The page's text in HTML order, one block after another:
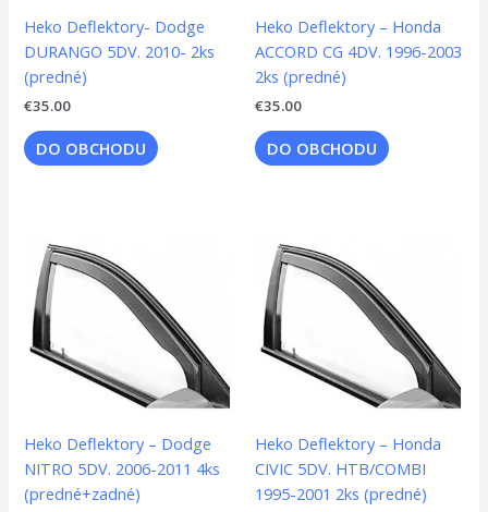
Heko Deflektory- Dodge
DURANGO 5DV. 2010- 2ks
(predné)
€35.00
DO OBCHODU
Heko Deflektory – Honda
ACCORD CG 4DV. 1996-2003
2ks (predné)
€35.00
DO OBCHODU
Heko Deflektory – Dodge
NITRO 5DV. 2006-2011 4ks
(predné+zadné)
Heko Deflektory – Honda
CIVIC 5DV. HTB/COMBI
1995-2001 2ks (predné)